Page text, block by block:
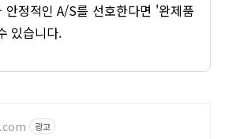
안정적인 A/S를 선호한다면 '완제품
있습니다.
광고